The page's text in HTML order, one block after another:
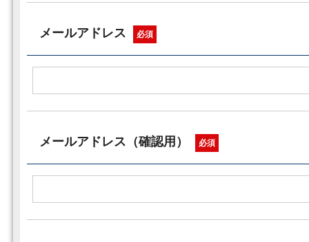
メールアドレス 必須
メールアドレス（確認用） 必須